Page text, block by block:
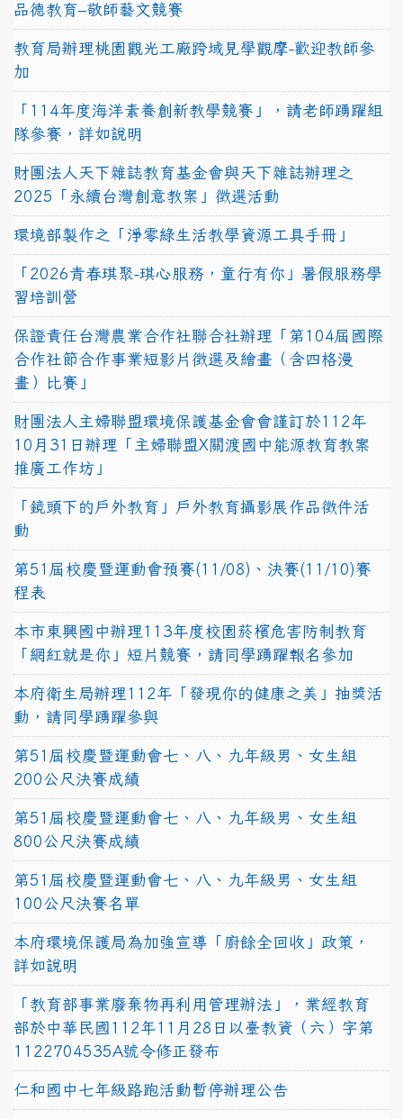
品德教育–敬師藝文競賽
教育局辦理桃園觀光工廠跨域見學觀摩-歡迎教師參
加
「114年度海洋素養創新教學競賽」，請老師踴躍組
隊參賽，詳如說明
財團法人天下雜誌教育基金會與天下雜誌辦理之
2025「永續台灣創意教案」徵選活動
環境部製作之「淨零綠生活教學資源工具手冊」
「2026青春琪聚-琪心服務，童行有你」暑假服務學
習培訓營
保證責任台灣農業合作社聯合社辦理「第104屆國際
合作社節合作事業短影片徵選及繪畫（含四格漫
畫）比賽」
財團法人主婦聯盟環境保護基金會會謹訂於112年
10月31日辦理「主婦聯盟X關渡國中能源教育教案
推廣工作坊」
「鏡頭下的戶外教育」戶外教育攝影展作品徵件活
動
第51屆校慶暨運動會預賽(11/08)、決賽(11/10)賽
程表
本市東興國中辦理113年度校園菸檳危害防制教育
「網紅就是你」短片競賽，請同學踴躍報名參加
本府衛生局辦理112年「發現你的健康之美」抽獎活
動，請同學踴躍參與
第51屆校慶暨運動會七、八、九年級男、女生組
200公尺決賽成績
第51屆校慶暨運動會七、八、九年級男、女生組
800公尺決賽成績
第51屆校慶暨運動會七、八、九年級男、女生組
100公尺決賽名單
本府環境保護局為加強宣導「廚餘全回收」政策，
詳如說明
「教育部事業廢棄物再利用管理辦法」，業經教育
部於中華民國112年11月28日以臺教資（六）字第
1122704535A號令修正發布
仁和國中七年級路跑活動暫停辦理公告